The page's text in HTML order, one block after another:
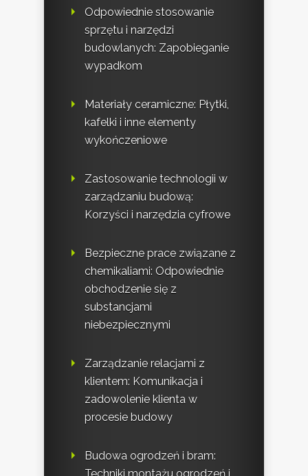
Odpowiednie stosowanie
sprzętu i narzędzi
budowlanych: Zapobieganie
wypadkom
Materiały ceramiczne: Płytki,
kafelki i inne elementy
wykończeniowe
Zastosowanie technologii w
zarządzaniu budową:
Korzyści i narzędzia cyfrowe
Bezpieczne prace związane z
chemikaliami: Odpowiednie
obchodzenie się z
substancjami
niebezpiecznymi
Zarządzanie relacjami z
klientem: Komunikacja i
zadowolenie klienta w
procesie budowy
Budowa ogrodzeń i bram: